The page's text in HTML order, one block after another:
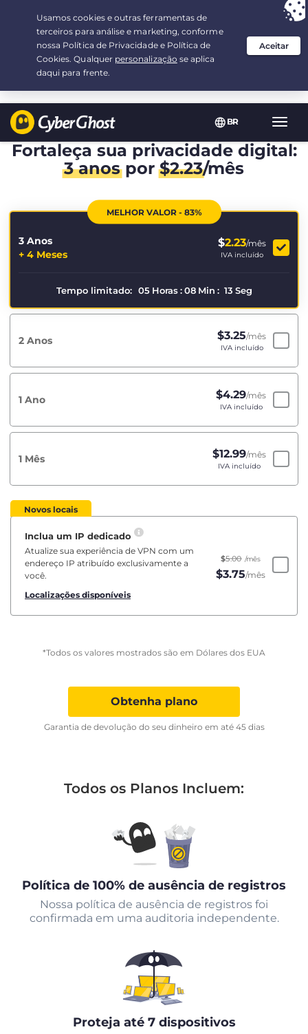
BR
Sua escolha:a melhor ofertapor 3.3333333333333-ano(s) a $
/mês
Fortaleça sua privacidade digital:
3 anospor$2.23/mês
MELHOR VALOR - 83%
3 Anos
+ 4 Meses
$2.23/mês
IVA incluído
Tempo limitado: 05 Horas : 08 Min : 13 Seg
2 Anos $3.25/mês
IVA incluído
1 Ano $4.29/mês
IVA incluído
1 Mês $12.99/mês
IVA incluído
Novos locais
Inclua um IP dedicado
Atualize sua experiência de VPN com um
endereço IP atribuído exclusivamente a
você.
Localizações disponíveis
$5.00 /mês
$3.75/mês
*Todos os valores mostrados são em Dólares dos EUA
Obtenha plano
Garantia de devolução do seu dinheiro em até 45 dias
Todos os Planos Incluem:
Política de 100% de ausência de registros
Nossa política de ausência de registros foi
confirmada em uma auditoria independente.
Proteja até 7 dispositivos